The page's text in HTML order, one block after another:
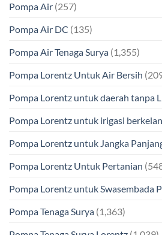
Pompa Air (257)
Pompa Air DC (135)
Pompa Air Tenaga Surya (1,355)
Pompa Lorentz Untuk Air Bersih
Pompa Lorentz untuk daerah tanpa
Pompa Lorentz untuk irigasi
Pompa Lorentz untuk Jangka
Pompa Lorentz Untuk Pertanian
Pompa Lorentz untuk Swasembada
Pompa Tenaga Surya (1,363)